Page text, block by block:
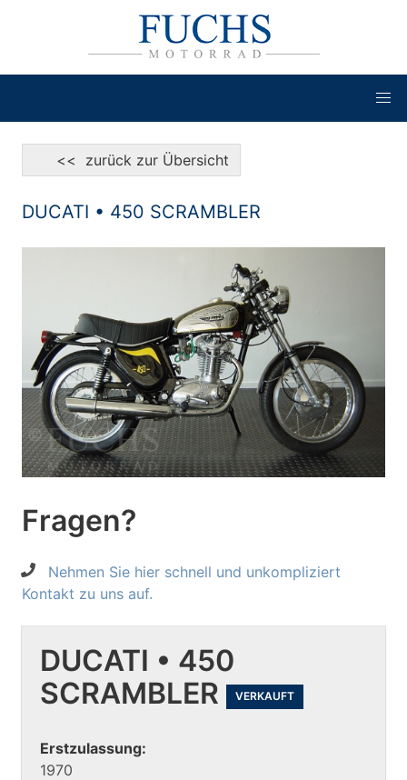
<< zurück zur Übersicht
DUCATI • 450 SCRAMBLER
Fragen?
Nehmen Sie hier schnell und unkompliziert
Kontakt zu uns auf.
DUCATI • 450
SCRAMBLER
VERKAUFT
Erstzulassung:
1970